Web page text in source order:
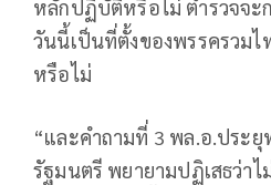
หลักปฏิบัติหรือไม่ ตำรวจจะ
วันนี้เป็นที่ตั้งของพรรครวม
หรือไม่
“และคำถามที่ 3 พล.อ.ประ
รัฐมนตรี พยายามปฏิเสธว่าไ